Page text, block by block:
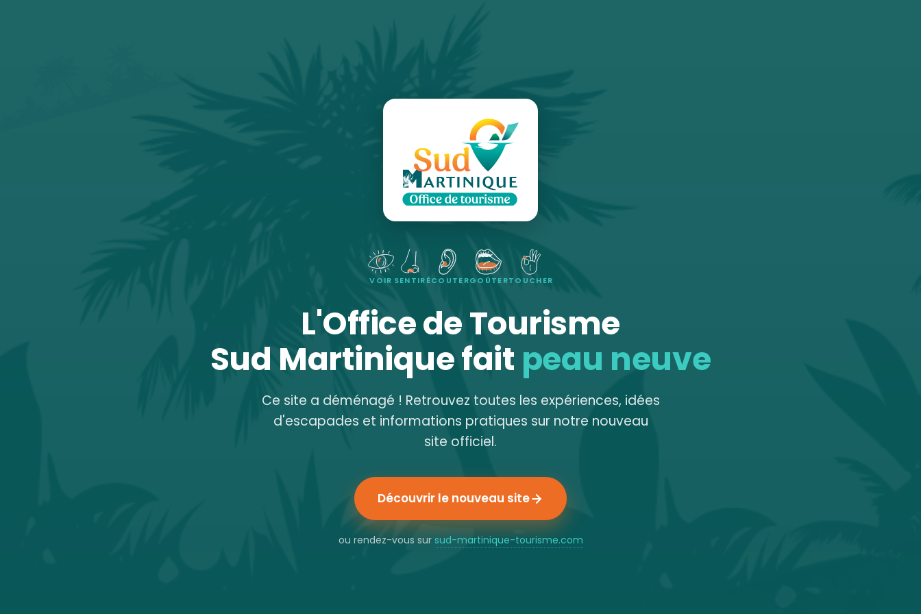
VOIR SENTIRÉCOUTERGOÛTERTOUCHER
L'Office de Tourisme
Sud Martinique fait peau neuve
Ce site a déménagé ! Retrouvez toutes les expériences, idées
d'escapades et informations pratiques sur notre nouveau
site officiel.
Découvrir le nouveau site
ou rendez-vous sur sud-martinique-tourisme.com